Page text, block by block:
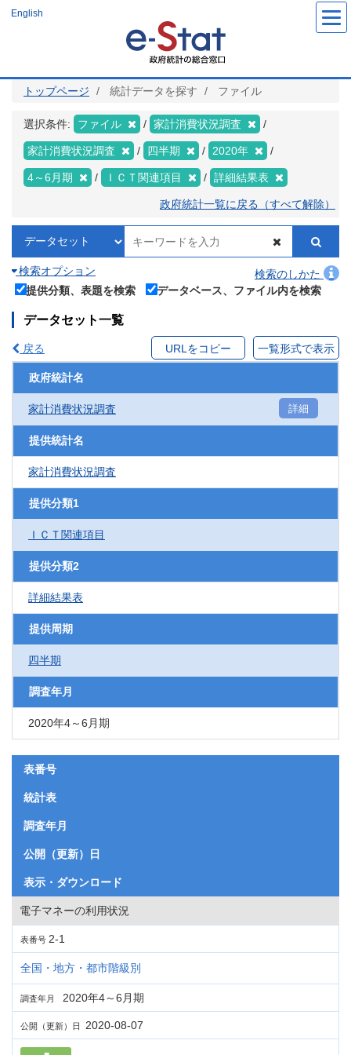
ツ
English
トップページ 統計データを探す ファイル
選択条件: ファイル 家計消費状況調査
家計消費状況調査 四半期 2020年
4～6月期 ＩＣＴ関連項目 詳細結果表
政府統計一覧に戻る（すべて解除）
検索オプション
検索のしかた
提供分類、表題を検索
データベース、ファイル内を検索
データセット一覧
戻る URLをコピー 一覧形式で表示
政府統計名
家計消費状況調査 詳細
提供統計名
家計消費状況調査
提供分類1
ＩＣＴ関連項目
提供分類2
詳細結果表
提供周期
四半期
調査年月
2020年4～6月期
表番号
統計表
調査年月
公開（更新）日
表示・ダウンロード
電子マネーの利用状況
表番号 2-1
全国・地方・都市階級別
調査年月 2020年4～6月期
公開（更新）日 2020-08-07